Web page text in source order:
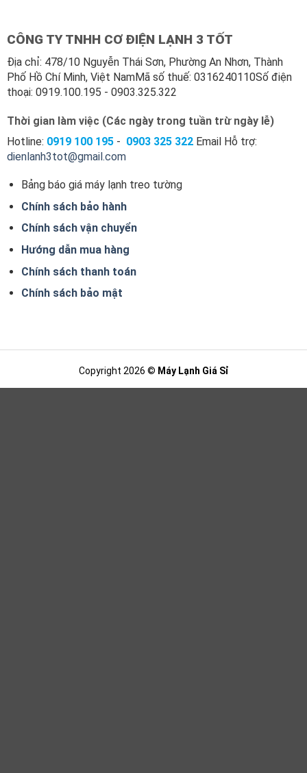
CÔNG TY TNHH CƠ ĐIỆN LẠNH 3 TỐT
Địa chỉ: 478/10 Nguyễn Thái Sơn, Phường An Nhơn, Thành
Phố Hồ Chí Minh, Việt NamMã số thuế: 0316240110Số điện
thoại: 0919.100.195 - 0903.325.322
Thời gian làm việc (Các ngày trong tuần trừ ngày lễ)
Hotline: 0919 100 195 - 0903 325 322 Email Hỗ trợ:
dienlanh3tot@gmail.com
Bảng báo giá máy lạnh treo tường
Chính sách bảo hành
Chính sách vận chuyển
Hướng dẫn mua hàng
Chính sách thanh toán
Chính sách bảo mật
Copyright 2026 © Máy Lạnh Giá Sỉ